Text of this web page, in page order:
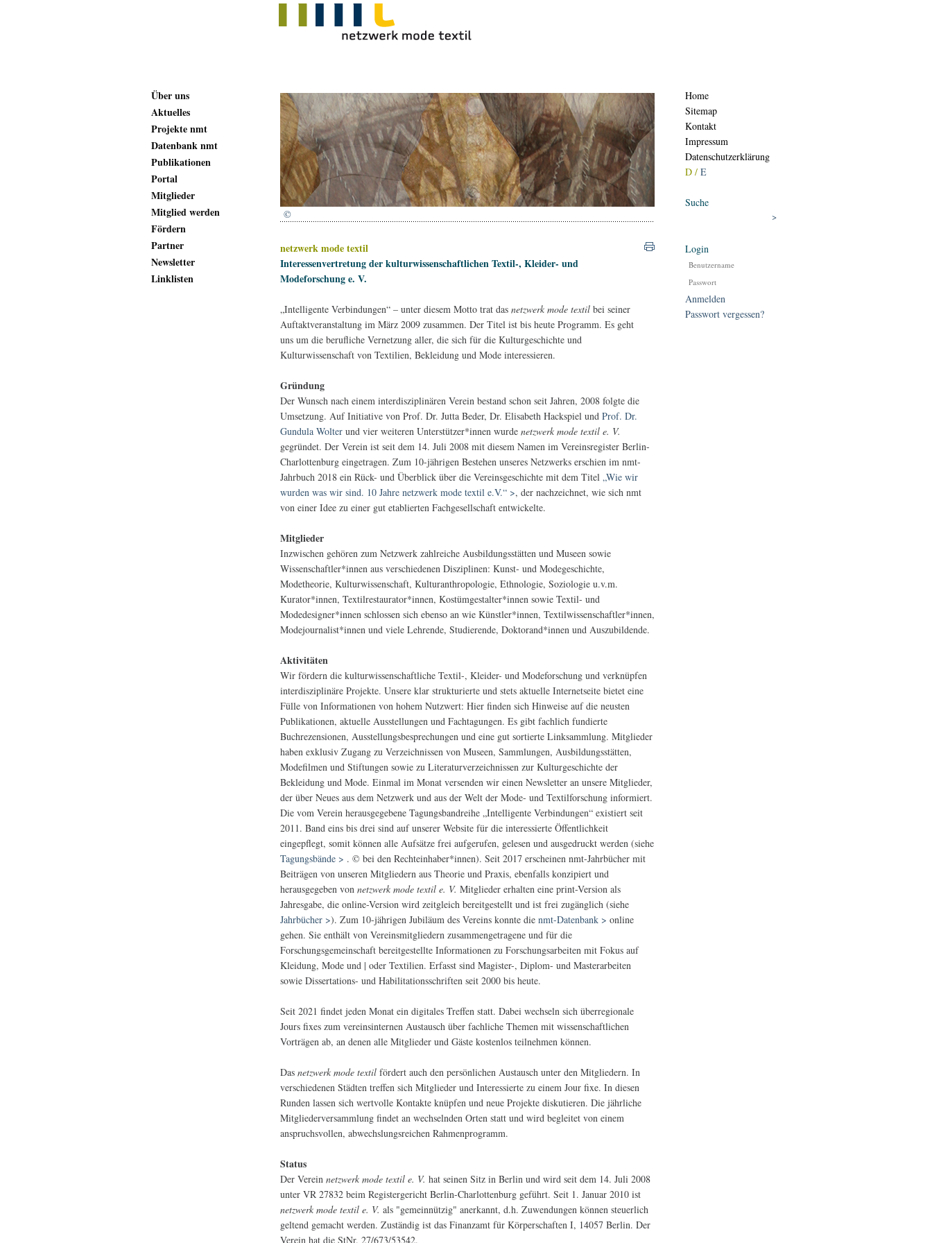
©
netzwerk mode textil
Interessenvertretung der kulturwissenschaftlichen Textil-, Kleider- und
Modeforschung e. V.
„Intelligente Verbindungen“ – unter diesem Motto trat dasnetzwerk mode textil bei seiner
Auftaktveranstaltung im März 2009 zusammen. Der Titel ist bis heute Programm. Es geht
uns um die berufliche Vernetzung aller, die sich für die Kulturgeschichte und
Kulturwissenschaft von Textilien, Bekleidung und Mode interessieren.
Gründung
Der Wunsch nach einem interdisziplinären Verein bestand schon seit Jahren, 2008 folgte die
Umsetzung. Auf Initiative von Prof. Dr. Jutta Beder, Dr. Elisabeth Hackspiel undProf. Dr.
Gundula Wolterund vier weiteren Unterstützer*innen wurdenetzwerk mode textil e. V.
gegründet. Der Verein ist seit dem 14. Juli 2008 mit diesem Namen im Vereinsregister Berlin-
Charlottenburg eingetragen. Zum 10-jährigen Bestehen unseres Netzwerks erschien im nmt-
Jahrbuch 2018 ein Rück- und Überblick über die Vereinsgeschichte mit dem Titel„Wie wir
wurden was wir sind. 10 Jahre netzwerk mode textil e.V.“ >, der nachzeichnet, wie sich nmt
von einer Idee zu einer gut etablierten Fachgesellschaft entwickelte.
Mitglieder
Inzwischen gehören zum Netzwerk zahlreiche Ausbildungsstätten und Museen sowie
Wissenschaftler*innen aus verschiedenen Disziplinen: Kunst- und Modegeschichte,
Modetheorie, Kulturwissenschaft, Kulturanthropologie, Ethnologie, Soziologie u.v.m.
Kurator*innen, Textilrestaurator*innen, Kostümgestalter*innen sowie Textil- und
Modedesigner*innen schlossen sich ebenso an wie Künstler*innen, Textilwissenschaftler*innen,
Modejournalist*innen und viele Lehrende, Studierende, Doktorand*innen und Auszubildende.
Aktivitäten
Wir fördern die kulturwissenschaftliche Textil-, Kleider- und Modeforschung und verknüpfen
interdisziplinäre Projekte. Unsere klar strukturierte und stets aktuelle Internetseite bietet eine
Fülle von Informationen von hohem Nutzwert: Hier finden sich Hinweise auf die neusten
Publikationen, aktuelle Ausstellungen und Fachtagungen. Es gibt fachlich fundierte
Buchrezensionen, Ausstellungsbesprechungen und eine gut sortierte Linksammlung. Mitglieder
haben exklusiv Zugang zu Verzeichnissen von Museen, Sammlungen, Ausbildungsstätten,
Modefilmen und Stiftungen sowie zu Literaturverzeichnissen zur Kulturgeschichte der
Bekleidung und Mode. Einmal im Monat versenden wir einen Newsletter an unsere Mitglieder,
der über Neues aus dem Netzwerk und aus der Welt der Mode- und Textilforschung informiert.
Die vom Verein herausgegebene Tagungsbandreihe „Intelligente Verbindungen“ existiert seit
2011. Band eins bis drei sind auf unserer Website für die interessierte Öffentlichkeit
eingepflegt, somit können alle Aufsätze frei aufgerufen, gelesen und ausgedruckt werden (siehe
Tagungsbände > . © bei den Rechteinhaber*innen). Seit 2017 erscheinen nmt-Jahrbücher mit
Beiträgen von unseren Mitgliedern aus Theorie und Praxis, ebenfalls konzipiert und
herausgegeben vonnetzwerk mode textil e. V. Mitglieder erhalten eine print-Version als
Jahresgabe, die online-Version wird zeitgleich bereitgestellt und ist frei zugänglich (siehe
Jahrbücher >). Zum 10-jährigen Jubiläum des Vereins konnte dienmt-Datenbank > online
gehen. Sie enthält von Vereinsmitgliedern zusammengetragene und für die
Forschungsgemeinschaft bereitgestellte Informationen zu Forschungsarbeiten mit Fokus auf
Kleidung, Mode und | oder Textilien. Erfasst sind Magister-, Diplom- und Masterarbeiten
sowie Dissertations- und Habilitationsschriften seit 2000 bis heute.
Seit 2021 findet jeden Monat ein digitales Treffen statt. Dabei wechseln sich überregionale
Jours fixes zum vereinsinternen Austausch über fachliche Themen mit wissenschaftlichen
Vorträgen ab, an denen alle Mitglieder und Gäste kostenlos teilnehmen können.
Dasnetzwerk mode textil fördert auch den persönlichen Austausch unter den Mitgliedern. In
verschiedenen Städten treffen sich Mitglieder und Interessierte zu einem Jour fixe. In diesen
Runden lassen sich wertvolle Kontakte knüpfen und neue Projekte diskutieren. Die jährliche
Mitgliederversammlung findet an wechselnden Orten statt und wird begleitet von einem
anspruchsvollen, abwechslungsreichen Rahmenprogramm.
Status
Der Vereinnetzwerk mode textil e. V. hat seinen Sitz in Berlin und wird seit dem 14. Juli 2008
unter VR 27832 beim Registergericht Berlin-Charlottenburg geführt. Seit 1. Januar 2010 ist
netzwerk mode textil e. V. als "gemeinnützig" anerkannt, d.h. Zuwendungen können steuerlich
geltend gemacht werden. Zuständig ist das Finanzamt für Körperschaften I, 14057 Berlin. Der
Verein hat die StNr. 27/673/53542.
Über uns
Aktuelles
Projekte nmt
Datenbank nmt
Publikationen
Portal
Mitglieder
Mitglied werden
Fördern
Partner
Newsletter
Linklisten
Home
Sitemap
Kontakt
Impressum
Datenschutzerklärung
D / E
Suche
Login
Anmelden
Passwort vergessen?